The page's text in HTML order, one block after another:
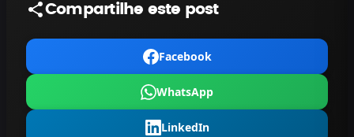
Compartilhe este post
Facebook
WhatsApp
LinkedIn